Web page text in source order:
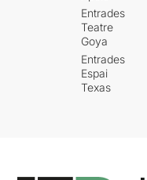
Entrades
Teatre
Goya
Entrades
Espai
Texas